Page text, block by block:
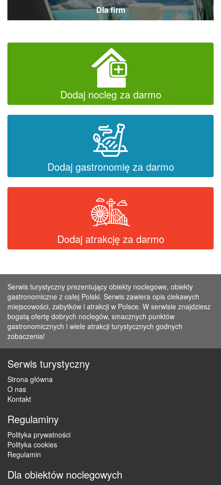
Dla firm
Dodaj nocleg za darmo
Dodaj gastronomię za darmo
Dodaj atrakcję za darmo
Serwis turystyczny prezentujący obiekty noclegowe, obiekty
gastronomiczne z całej Polski. Serwis zawiera opis ciekawych
miejscowości, zabytków i atrakcji w Polsce. W serwisie znajdziesz
bogatą ofertę dobrych noclegów, smacznych punktów
gastronomicznych i wiele atrakcji turystycznych godnych
zobaczenia!
Serwis turystyczny
Strona główna
O nas
Kontakt
Regulaminy
Polityka prywatności
Polityka cookies
Regulamin
Dla obiektów noclegowych